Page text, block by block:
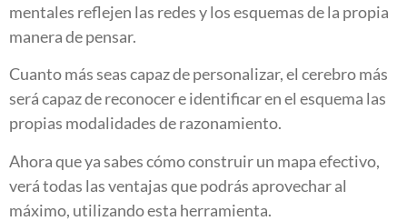
mentales reflejen las redes y los esquemas de la propia
manera de pensar.
Cuanto más seas capaz de personalizar, el cerebro más
será capaz de reconocer e identificar en el esquema las
propias modalidades de razonamiento.
Ahora que ya sabes cómo construir un mapa efectivo,
verá todas las ventajas que podrás aprovechar al
máximo, utilizando esta herramienta.